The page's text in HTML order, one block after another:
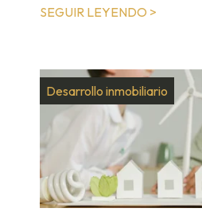
SEGUIR LEYENDO >
Desarrollo inmobiliario